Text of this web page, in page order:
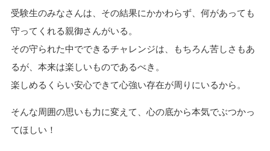
受験生のみなさんは、その結果にかかわらず、何があっても
守ってくれる親御さんがいる。
その守られた中でできるチャレンジは、もちろん苦しさもあ
るが、本来は楽しいものであるべき。
楽しめるくらい安心できて心強い存在が周りにいるから。
そんな周囲の思いも力に変えて、心の底から本気でぶつかっ
てほしい！